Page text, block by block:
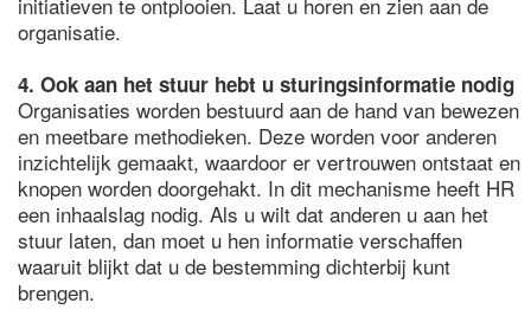
organisatie.
4. Ook aan het stuur hebt u sturingsinformatie nodig
Organisaties worden bestuurd aan de hand van bewezen
en meetbare methodieken. Deze worden voor anderen
inzichtelijk gemaakt, waardoor er vertrouwen ontstaat en
knopen worden doorgehakt. In dit mechanisme heeft HR
een inhaalslag nodig. Als u wilt dat anderen u aan het
stuur laten, dan moet u hen informatie verschaffen
waaruit blijkt dat u de bestemming dichterbij kunt
brengen.